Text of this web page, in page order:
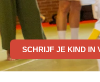
SCHRIJF JE KIND IN